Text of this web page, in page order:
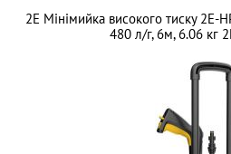
2E Мінімийка високого тиску 2E-
480 л/г, 6м, 6.06 кг